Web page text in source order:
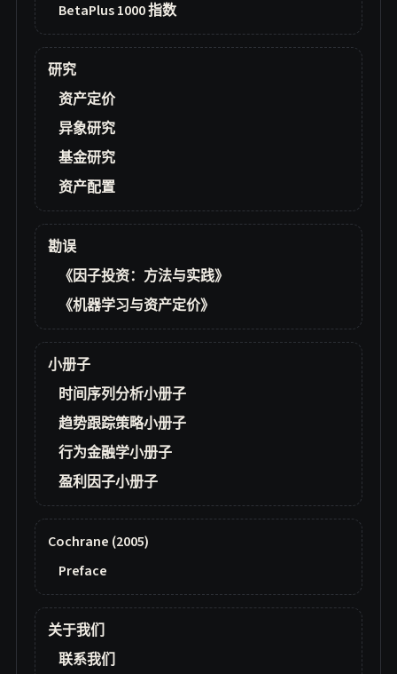
BetaPlus 1000 指数
研究
资产定价
异象研究
基金研究
资产配置
勘误
《因子投资：方法与实践》
《机器学习与资产定价》
小册子
时间序列分析小册子
趋势跟踪策略小册子
行为金融学小册子
盈利因子小册子
Cochrane (2005)
Preface
关于我们
联系我们